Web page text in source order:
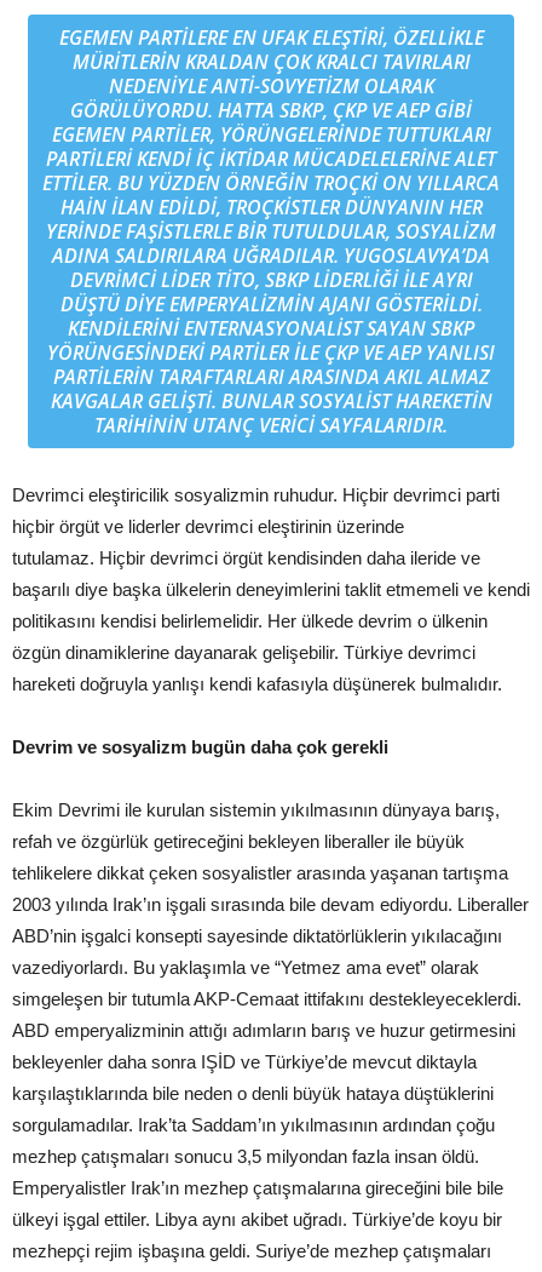
EGEMEN PARTILERE EN UFAK ELEŞTIRI, ÖZELLIKLE
MÜRITLERIN KRALDAN ÇOK KRALCI TAVIRLARI
NEDENIYLE ANTI-SOVYETIZM OLARAK
GÖRÜLÜYORDU. HATTA SBKP, ÇKP VE AEP GIBI
EGEMEN PARTILER, YÖRÜNGELERINDE TUTTUKLARI
PARTILERI KENDI IÇ IKTIDAR MÜCADELELERINE ALET
ETTILER. BU YÜZDEN ÖRNEĞIN TROÇKI ON YILLARCA
HAIN ILAN EDILDI, TROÇKISTLER DÜNYANIN HER
YERINDE FAŞISTLERLE BIR TUTULDULAR, SOSYALIZM
ADINA SALDIRILARA UĞRADILAR. YUGOSLAVYA’DA
DEVRIMCI LIDER TITO, SBKP LIDERLIĞI ILE AYRI
DÜŞTÜ DIYE EMPERYALIZMIN AJANI GÖSTERILDI.
KENDILERINI ENTERNASYONALIST SAYAN SBKP
YÖRÜNGESINDEKI PARTILER ILE ÇKP VE AEP YANLISI
PARTILERIN TARAFTARLARI ARASINDA AKIL ALMAZ
KAVGALAR GELIŞTI. BUNLAR SOSYALIST HAREKETIN
TARIHININ UTANÇ VERICI SAYFALARIDIR.
Devrimci eleştiricilik sosyalizmin ruhudur. Hiçbir devrimci parti
hiçbir örgüt ve liderler devrimci eleştirinin üzerinde
tutulamaz. Hiçbir devrimci örgüt kendisinden daha ileride ve
başarılı diye başka ülkelerin deneyimlerini taklit etmemeli ve kendi
politikasını kendisi belirlemelidir. Her ülkede devrim o ülkenin
özgün dinamiklerine dayanarak gelişebilir. Türkiye devrimci
hareketi doğruyla yanlışı kendi kafasıyla düşünerek bulmalıdır.
Devrim ve sosyalizm bugün daha çok gerekli
Ekim Devrimi ile kurulan sistemin yıkılmasının dünyaya barış,
refah ve özgürlük getireceğini bekleyen liberaller ile büyük
tehlikelere dikkat çeken sosyalistler arasında yaşanan tartışma
2003 yılında Irak’ın işgali sırasında bile devam ediyordu. Liberaller
ABD’nin işgalci konsepti sayesinde diktatörlüklerin yıkılacağını
vazediyorlardı. Bu yaklaşımla ve “Yetmez ama evet” olarak
simgeleşen bir tutumla AKP-Cemaat ittifakını destekleyeceklerdi.
ABD emperyalizminin attığı adımların barış ve huzur getirmesini
bekleyenler daha sonra IŞİD ve Türkiye’de mevcut diktayla
karşılaştıklarında bile neden o denli büyük hataya düştüklerini
sorgulamadılar. Irak’ta Saddam’ın yıkılmasının ardından çoğu
mezhep çatışmaları sonucu 3,5 milyondan fazla insan öldü.
Emperyalistler Irak’ın mezhep çatışmalarına gireceğini bile bile
ülkeyi işgal ettiler. Libya aynı akibet uğradı. Türkiye’de koyu bir
mezhepçi rejim işbaşına geldi. Suriye’de mezhep çatışmaları